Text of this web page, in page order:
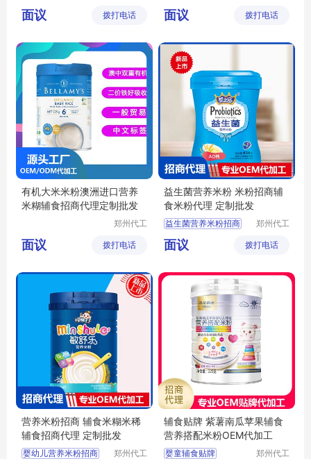
有机米乳代理
婴幼儿辅食定制
宝宝辅食招商
技有限公
面议 拨打电话
米粉
技有限公
面议 拨打电话
有机大米米粉澳洲进口营养
米糊辅食招商代理定制批发
郑州代工
技有限公
面议 拨打电话
益生菌营养米粉 米粉招商辅
食米粉代理 定制批发
益生菌营养米粉招商
宝宝米粉代理
婴儿米粉批发
宝宝辅食批发
郑州代工
技有限公
面议 拨打电话
营养米粉招商 辅食米糊米稀
辅食招商代理 定制批发
婴幼儿营养米粉招商
郑州代工
辅食贴牌 紫薯南瓜苹果辅食
营养搭配米粉OEM代加工
婴童辅食贴牌
郑州代工